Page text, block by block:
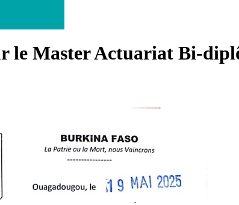
le Master Actuariat Bi-